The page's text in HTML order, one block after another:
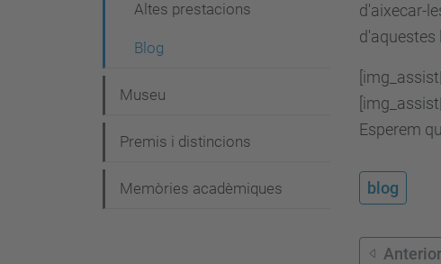
d'aixecar-
d'aquestes
Esperem
blog
Altes prestacions
Blog
Museu
Premis i distincions
Memòries acadèmiques